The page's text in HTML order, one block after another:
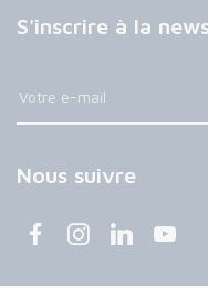
S'inscrire à la
Nous suivre